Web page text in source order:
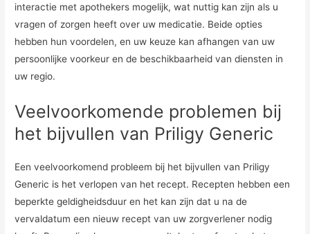
interactie met apothekers mogelijk, wat nuttig kan zijn als u
vragen of zorgen heeft over uw medicatie. Beide opties
hebben hun voordelen, en uw keuze kan afhangen van uw
persoonlijke voorkeur en de beschikbaarheid van diensten in
uw regio.
Veelvoorkomende problemen bij
het bijvullen van Priligy Generic
Een veelvoorkomend probleem bij het bijvullen van Priligy
Generic is het verlopen van het recept. Recepten hebben een
beperkte geldigheidsduur en het kan zijn dat u na de
vervaldatum een ​​nieuw recept van uw zorgverlener nodig